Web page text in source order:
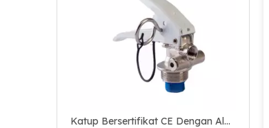
Katup Paduan Aluminium Berkualitas Tinggi untuk Pemadam Api Serbuk Kering Buatan China